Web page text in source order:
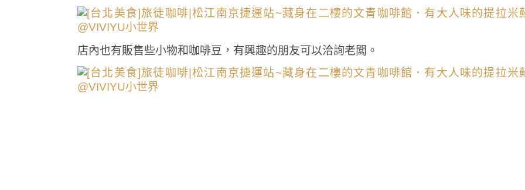
店內也有販售些小物和咖啡豆，有興趣的朋友可以洽詢老闆。